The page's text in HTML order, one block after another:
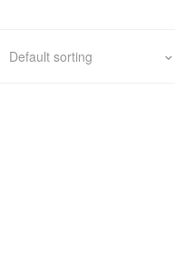
Default sorting